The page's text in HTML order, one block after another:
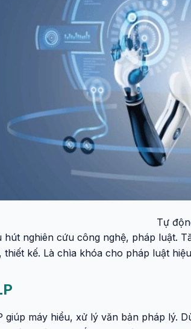
Tự
hút nghiên cứu công nghệ, pháp luật.
thiết kế. Là chìa khóa cho pháp luật
giúp máy hiểu, xử lý văn bản pháp lý.